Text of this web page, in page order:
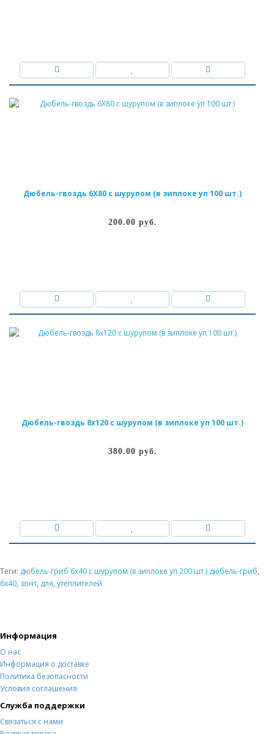
Дюбель-гвоздь 6Х80 с шурупом (в зиплоке уп 100 шт.)
200.00 руб.
Дюбель-гвоздь 8х120 с шурупом (в зиплоке уп 100 шт.)
380.00 руб.
Теги: дюбель-гриб 6х40 с шурупом (в зиплоке уп 200 шт.) дюбель-гриб,
6х40, зонт, для, утеплителей
Информация
О нас
Информация о доставке
Политика безопасности
Условия соглашения
Служба поддержки
Связаться с нами